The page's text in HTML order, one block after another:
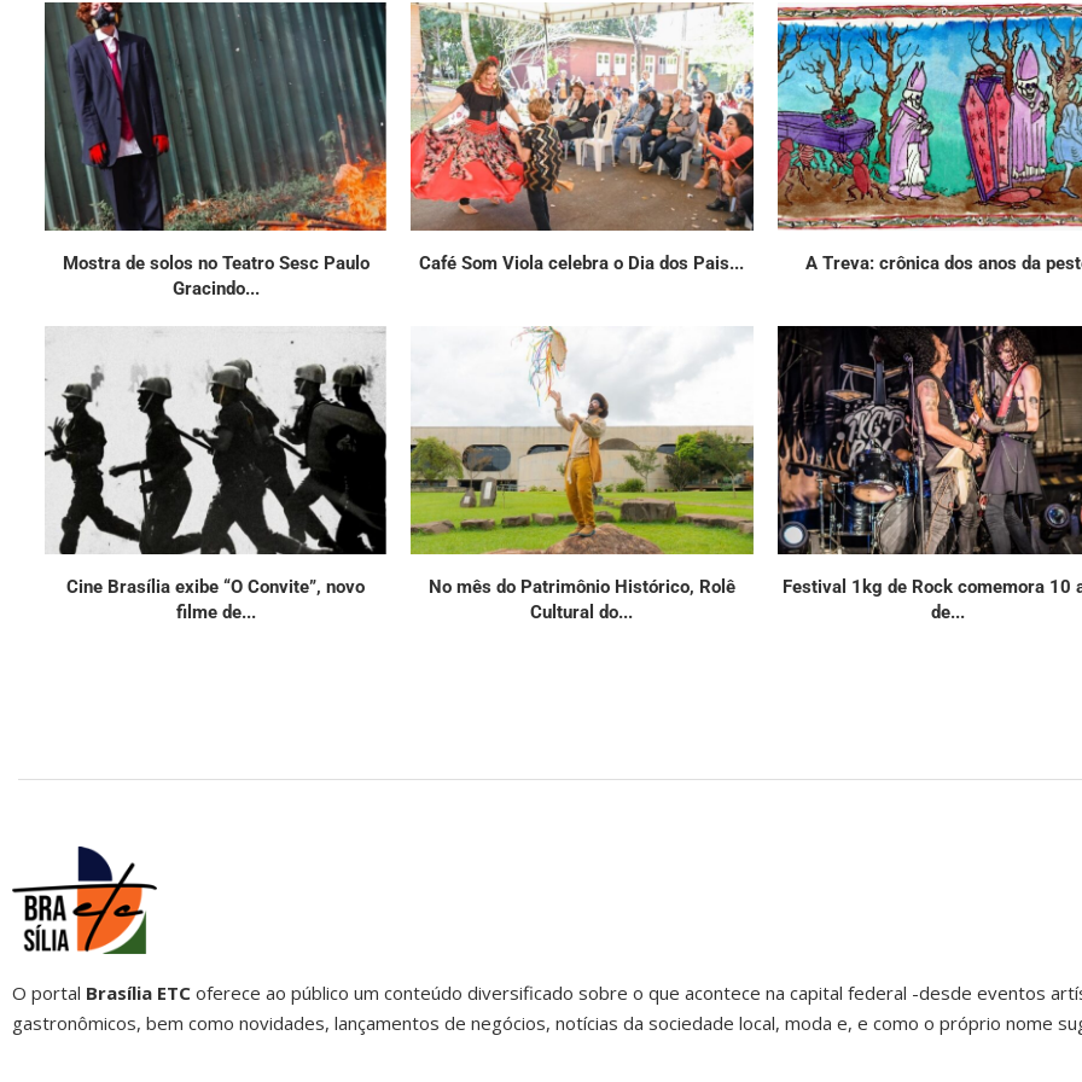
Mostra de solos no Teatro Sesc Paulo
Gracindo...
Café Som Viola celebra o Dia dos Pais... A Treva: crônica dos anos da
Cine Brasília exibe “O Convite”, novo
filme de...
No mês do Patrimônio Histórico, Rolê
Cultural do...
Festival 1kg de Rock comemora 10
de...
O portal Brasília ETC oferece ao público um conteúdo diversificado sobre o que acontece na capital federal -desde eventos
gastronômicos, bem como novidades, lançamentos de negócios, notícias da sociedade local, moda e, e como o próprio nome